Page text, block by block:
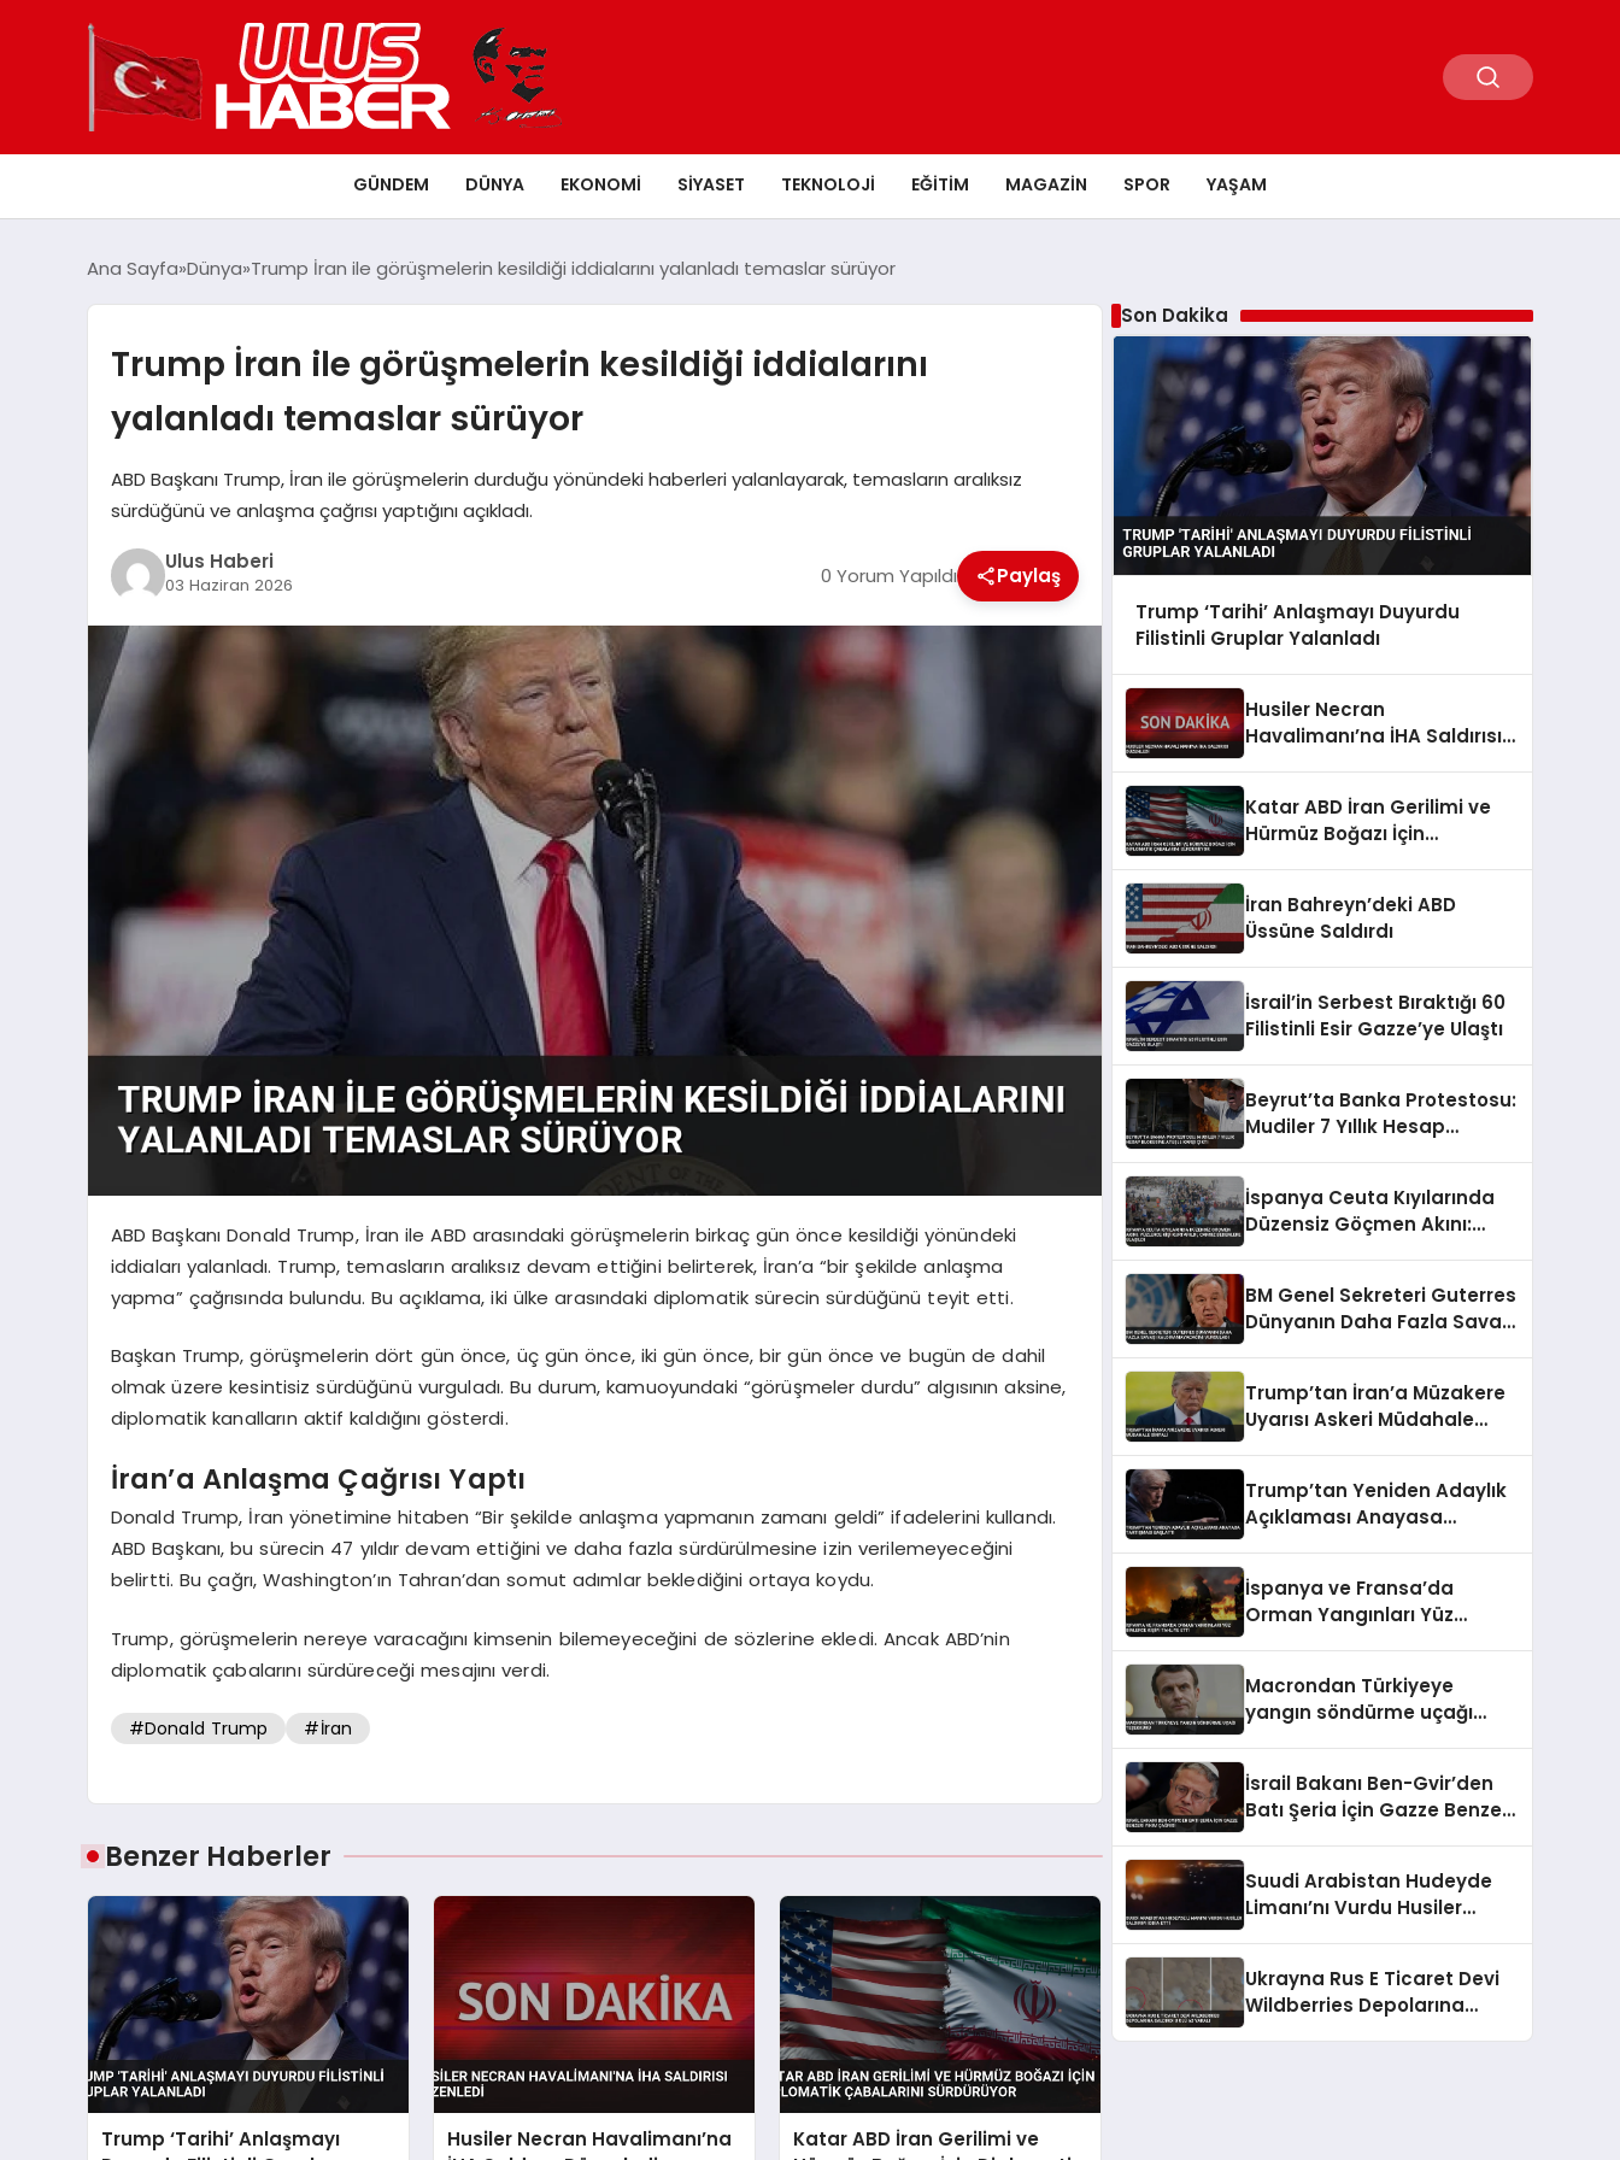
GÜNDEM DÜNYA EKONOMI SIYASET TEKNOLOJI EĞITIM MAGAZIN SPOR YAŞAM
Ana Sayfa Dünya Trump İran ile görüşmelerin kesildiği iddialarını yalanladı temaslar sürüyor
Trump İran ile görüşmelerin kesildiği iddialarını
yalanladı temaslar sürüyor
ABD Başkanı Trump, İran ile görüşmelerin durduğu yönündeki haberleri yalanlayarak, temasların aralıksız
sürdüğünü ve anlaşma çağrısı yaptığını açıkladı.
Ulus Haberi
03 Haziran 2026 0 Yorum Yapıldı Paylaş
ABD Başkanı Donald Trump, İran ile ABD arasındaki görüşmelerin birkaç gün önce kesildiği yönündeki
iddiaları yalanladı. Trump, temasların aralıksız devam ettiğini belirterek, İran’a “bir şekilde anlaşma
yapma” çağrısında bulundu. Bu açıklama, iki ülke arasındaki diplomatik sürecin sürdüğünü teyit etti.
Başkan Trump, görüşmelerin dört gün önce, üç gün önce, iki gün önce, bir gün önce ve bugün de dahil
olmak üzere kesintisiz sürdüğünü vurguladı. Bu durum, kamuoyundaki “görüşmeler durdu” algısının aksine,
diplomatik kanalların aktif kaldığını gösterdi.
İran’a Anlaşma Çağrısı Yaptı
Donald Trump, İran yönetimine hitaben “Bir şekilde anlaşma yapmanın zamanı geldi” ifadelerini kullandı.
ABD Başkanı, bu sürecin 47 yıldır devam ettiğini ve daha fazla sürdürülmesine izin verilemeyeceğini
belirtti. Bu çağrı, Washington’ın Tahran’dan somut adımlar beklediğini ortaya koydu.
Trump, görüşmelerin nereye varacağını kimsenin bilemeyeceğini de sözlerine ekledi. Ancak ABD’nin
diplomatik çabalarını sürdüreceği mesajını verdi.
#Donald Trump #İran
Benzer Haberler
Trump ‘Tarihi’ Anlaşmayı
Husiler Necran Havalimanı’na
Katar ABD İran Gerilimi ve
Son Dakika
Trump ‘Tarihi’ Anlaşmayı Duyurdu
Filistinli Gruplar Yalanladı
Husiler Necran
Havalimanı’na İHA Saldırısı
Katar ABD İran Gerilimi ve
Hürmüz Boğazı İçin
İran Bahreyn’deki ABD
Üssüne Saldırdı
İsrail’in Serbest Bıraktığı 60
Filistinli Esir Gazze’ye Ulaştı
Beyrut’ta Banka Protestosu:
Mudiler 7 Yıllık Hesap
İspanya Ceuta Kıyılarında
Düzensiz Göçmen Akını:
BM Genel Sekreteri Guterres
Dünyanın Daha Fazla Savaşı
Trump’tan İran’a Müzakere
Uyarısı Askeri Müdahale
Trump’tan Yeniden Adaylık
Açıklaması Anayasa
İspanya ve Fransa’da
Orman Yangınları Yüz
Macrondan Türkiyeye
yangın söndürme uçağı
İsrail Bakanı Ben-Gvir’den
Batı Şeria İçin Gazze Benzeri
Suudi Arabistan Hudeyde
Limanı’nı Vurdu Husiler
Ukrayna Rus E Ticaret Devi
Wildberries Depolarına